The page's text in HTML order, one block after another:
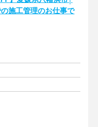
施工管理のお仕事で